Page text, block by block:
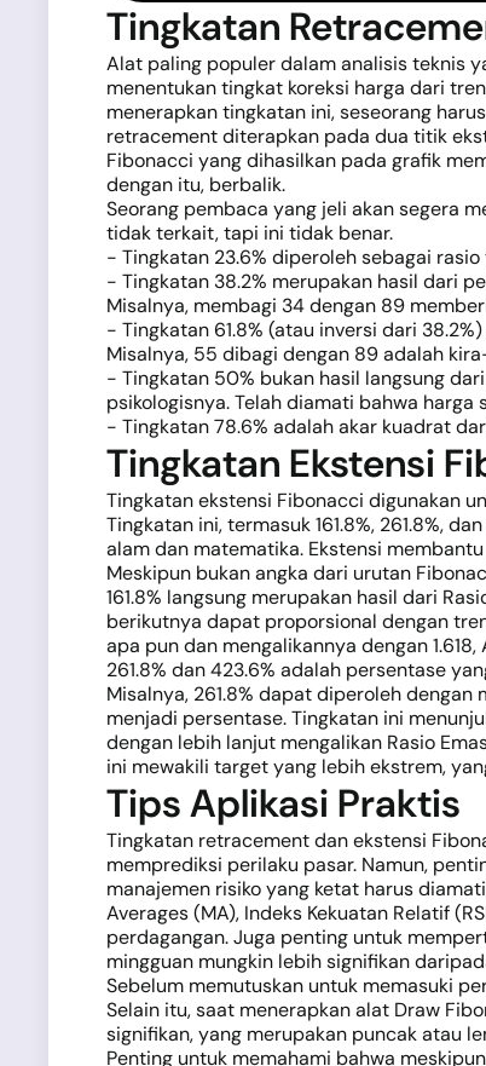
Tingkatan
Alat paling populer dalam analisis teknis
menentukan tingkat koreksi harga dari
menerapkan tingkatan ini, seseorang
retracement diterapkan pada dua titik
Fibonacci yang dihasilkan pada grafik
dengan itu, berbalik.
Seorang pembaca yang jeli akan segera
tidak terkait, tapi ini tidak benar.
- Tingkatan 23.6% diperoleh sebagai
- Tingkatan 38.2% merupakan hasil dari
Misalnya, membagi 34 dengan 89
- Tingkatan 61.8% (atau inversi dari
Misalnya, 55 dibagi dengan 89 adalah
- Tingkatan 50% bukan hasil langsung
psikologisnya. Telah diamati bahwa
- Tingkatan 78.6% adalah akar kuadrat
Tingkatan Ekstensi
Tingkatan ekstensi Fibonacci digunakan
Tingkatan ini, termasuk 161.8%, 261.8%,
alam dan matematika. Ekstensi
Meskipun bukan angka dari urutan
161.8% langsung merupakan hasil dari
berikutnya dapat proporsional dengan
apa pun dan mengalikannya dengan
261.8% dan 423.6% adalah persentase
Misalnya, 261.8% dapat diperoleh dengan
menjadi persentase. Tingkatan ini
dengan lebih lanjut mengalikan Rasio
ini mewakili target yang lebih ekstrem,
Tips Aplikasi Praktis
Tingkatan retracement dan ekstensi
memprediksi perilaku pasar. Namun,
manajemen risiko yang ketat harus
Averages (MA), Indeks Kekuatan Relatif
perdagangan. Juga penting untuk
mingguan mungkin lebih signifikan
Sebelum memutuskan untuk memasuki
Selain itu, saat menerapkan alat Draw
signifikan, yang merupakan puncak atau
Penting untuk memahami bahwa